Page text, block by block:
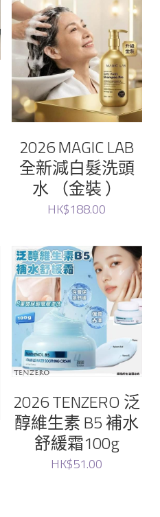
2026 MAGIC LAB
全新減白髮洗頭
水 （金裝 ）
HK$188.00
2026 TENZERO 泛
醇維生素 B5 補水
舒緩霜100g
HK$51.00